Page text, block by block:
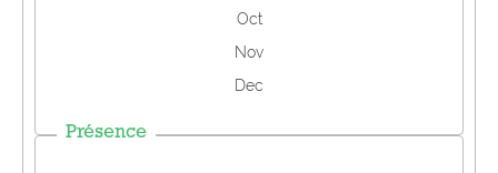
Oct
Nov
Dec
Présence